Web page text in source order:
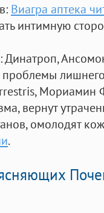
Виагра аптека
интимную
: Динатроп,
Мориамин
вернут
омолодят
.